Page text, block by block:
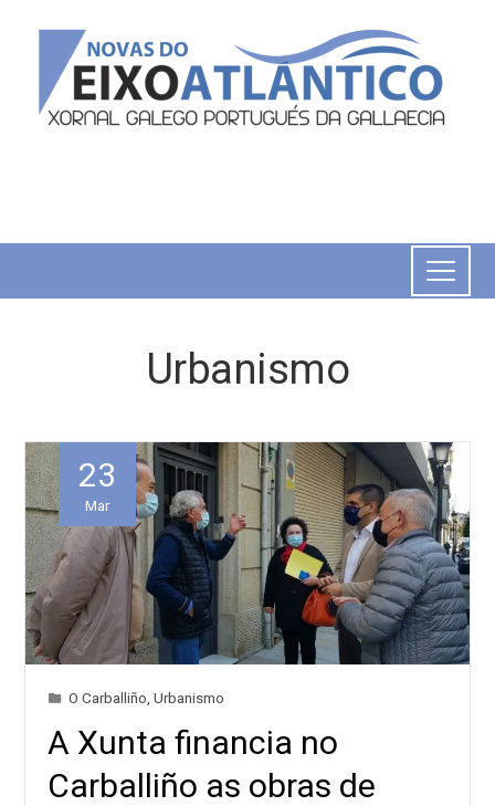
Urbanismo
23
Mar
O Carballiño ,Urbanismo
A Xunta financia no
Carballiño as obras de